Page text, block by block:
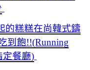
的糕糕在尚韓式鑄
到飽!!(Running
定餐廳)